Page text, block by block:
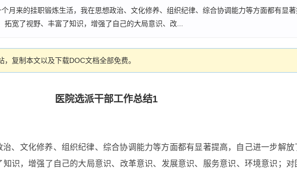
月来的挂职锻炼生活，我在思想政治、文化修养、组织纪律、综合协调能力等方面都有显
宽了视野、丰富了知识，增强了自己的大局意识、改...
复制本文以及下载DOC文档全部免费。
医院选派干部工作总结1
、文化修养、组织纪律、综合协调能力等方面都有显著提高，自己进一步解放
识，增强了自己的大局意识、改革意识、发展意识、服务意识、环境意识；